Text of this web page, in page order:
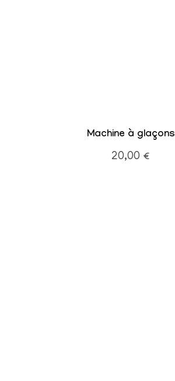
Machine à glaçons
20,00 €